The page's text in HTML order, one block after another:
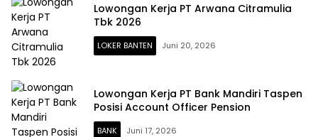
Lowongan Kerja PT Arwana Citramulia
Tbk 2026
LOKER BANTEN Juni 20, 2026
Lowongan Kerja PT Bank Mandiri Taspen
Posisi Account Officer Pension
BANK Juni 17, 2026